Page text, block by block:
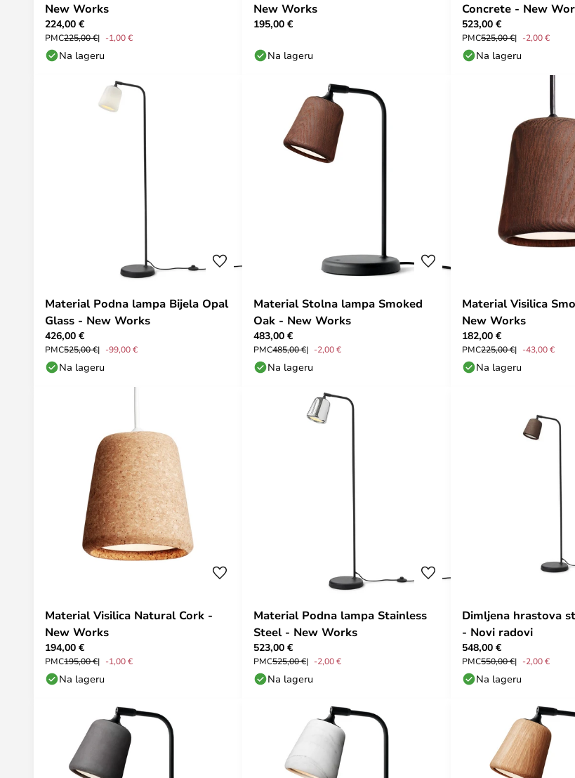
New Works
224,00 €
PMC225,00 € -1,00 €
Na lageru
New Works
195,00 €
Na lageru
Concrete - New
523,00 €
PMC525,00 € -2,00 €
Na lageru
Material Podna lampa Bijela Opal
Glass - New Works
426,00 €
PMC525,00 € -99,00 €
Na lageru
Material Stolna lampa Smoked
Oak - New Works
483,00 €
PMC485,00 € -2,00 €
Na lageru
Material Visilica
New Works
182,00 €
PMC225,00 € -43,00 €
Na lageru
Material Visilica Natural Cork -
New Works
194,00 €
PMC195,00 € -1,00 €
Na lageru
Material Podna lampa Stainless
Steel - New Works
523,00 €
PMC525,00 € -2,00 €
Na lageru
Dimljena hrastova
- Novi radovi
548,00 €
PMC550,00 € -2,00 €
Na lageru